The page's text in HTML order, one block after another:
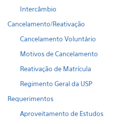
Intercâmbio
Cancelamento/Reativação
Cancelamento Voluntário
Motivos de Cancelamento
Reativação de Matrícula
Regimento Geral da USP
Requerimentos
Aproveitamento de Estudos